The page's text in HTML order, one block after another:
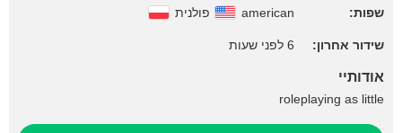
שפות: american פולנית
שידור אחרון: 6 לפני שעות
אודותיי
roleplaying as little